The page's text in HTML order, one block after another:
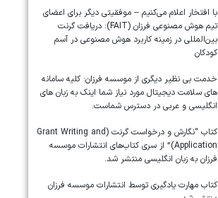
با افتخار اعلام می‌کنیم – موفقیتی دیگر برای اعضای
تیم هوش مصنوعی فرزان (FAIT): دریافت گرنت
بین‌المللی در زمینه کاربرد هوش مصنوعی در آسم
کودکان
خدمت بی نظیر دیگری از موسسه فرزان: کلیه سامانه
های سلامت دیجیتال مورد نیاز شما اینک به زبان های
انگلیسی و عربی در دسترس شماست.
کتاب “نگارش و درخواست گرنت (Grant Writing and
Application)” از سری کتاب‌های انتشارات موسسه
فرزان به زبان انگلیسی منتشر شد.
کتاب مهارت یادگیری توسط انتشارات موسسه فرزان